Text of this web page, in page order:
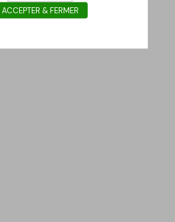
ACCEPTER & FERMER